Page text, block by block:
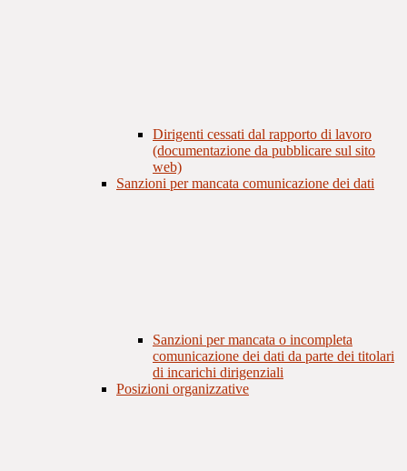
Dirigenti cessati dal rapporto di lavoro
(documentazione da pubblicare sul sito
web)
Sanzioni per mancata comunicazione dei dati
Sanzioni per mancata o incompleta
comunicazione dei dati da parte dei titolari
di incarichi dirigenziali
Posizioni organizzative